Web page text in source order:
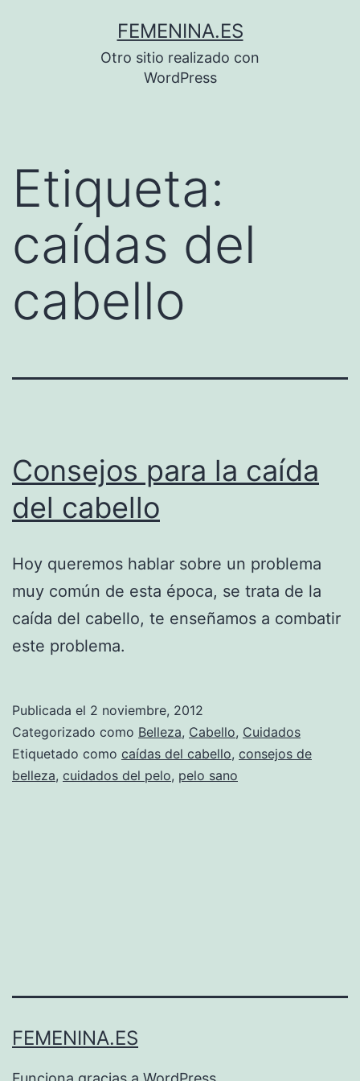
FEMENINA.ES
Otro sitio realizado con
WordPress
Etiqueta:
caídas del
cabello
Consejos para la caída
del cabello
Hoy queremos hablar sobre un problema
muy común de esta época, se trata de la
caída del cabello, te enseñamos a combatir
este problema.
Publicada el 2 noviembre, 2012
Categorizado como Belleza, Cabello, Cuidados
Etiquetado como caídas del cabello, consejos de
belleza, cuidados del pelo, pelo sano
FEMENINA.ES